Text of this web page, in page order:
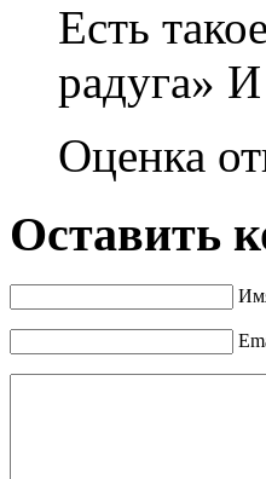
Есть
радуга»
Оценка
Оставить